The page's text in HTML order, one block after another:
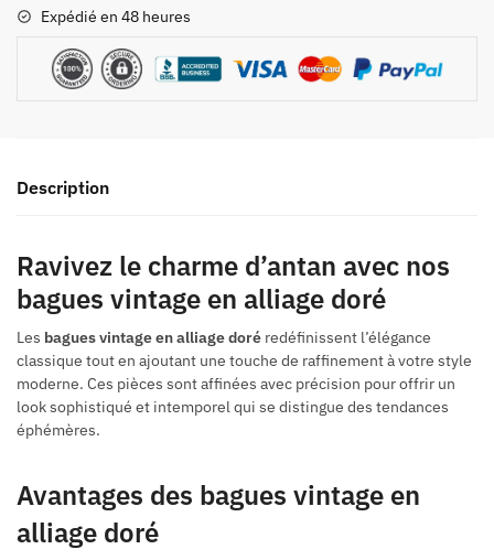
Expédié en 48 heures
Description
Ravivez le charme d’antan avec nos
bagues vintage en alliage doré
Les bagues vintage en alliage doré redéfinissent l’élégance
classique tout en ajoutant une touche de raffinement à votre style
moderne. Ces pièces sont affinées avec précision pour offrir un
look sophistiqué et intemporel qui se distingue des tendances
éphémères.
Avantages des bagues vintage en
alliage doré